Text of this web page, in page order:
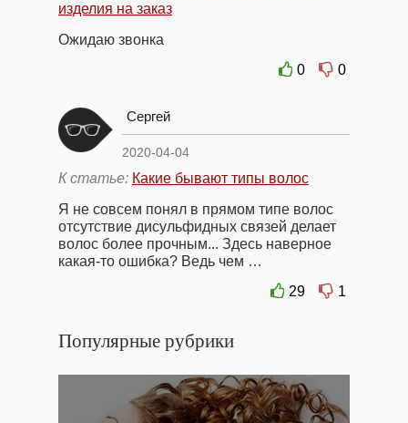
изделия на заказ
Ожидаю звонка
0
0
Сергей
2020-04-04
К статье: Какие бывают типы волос
Я не совсем понял в прямом типе волос
отсутствие дисульфидных связей делает
волос более прочным... Здесь наверное
какая-то ошибка? Ведь чем …
29
1
Популярные рубрики